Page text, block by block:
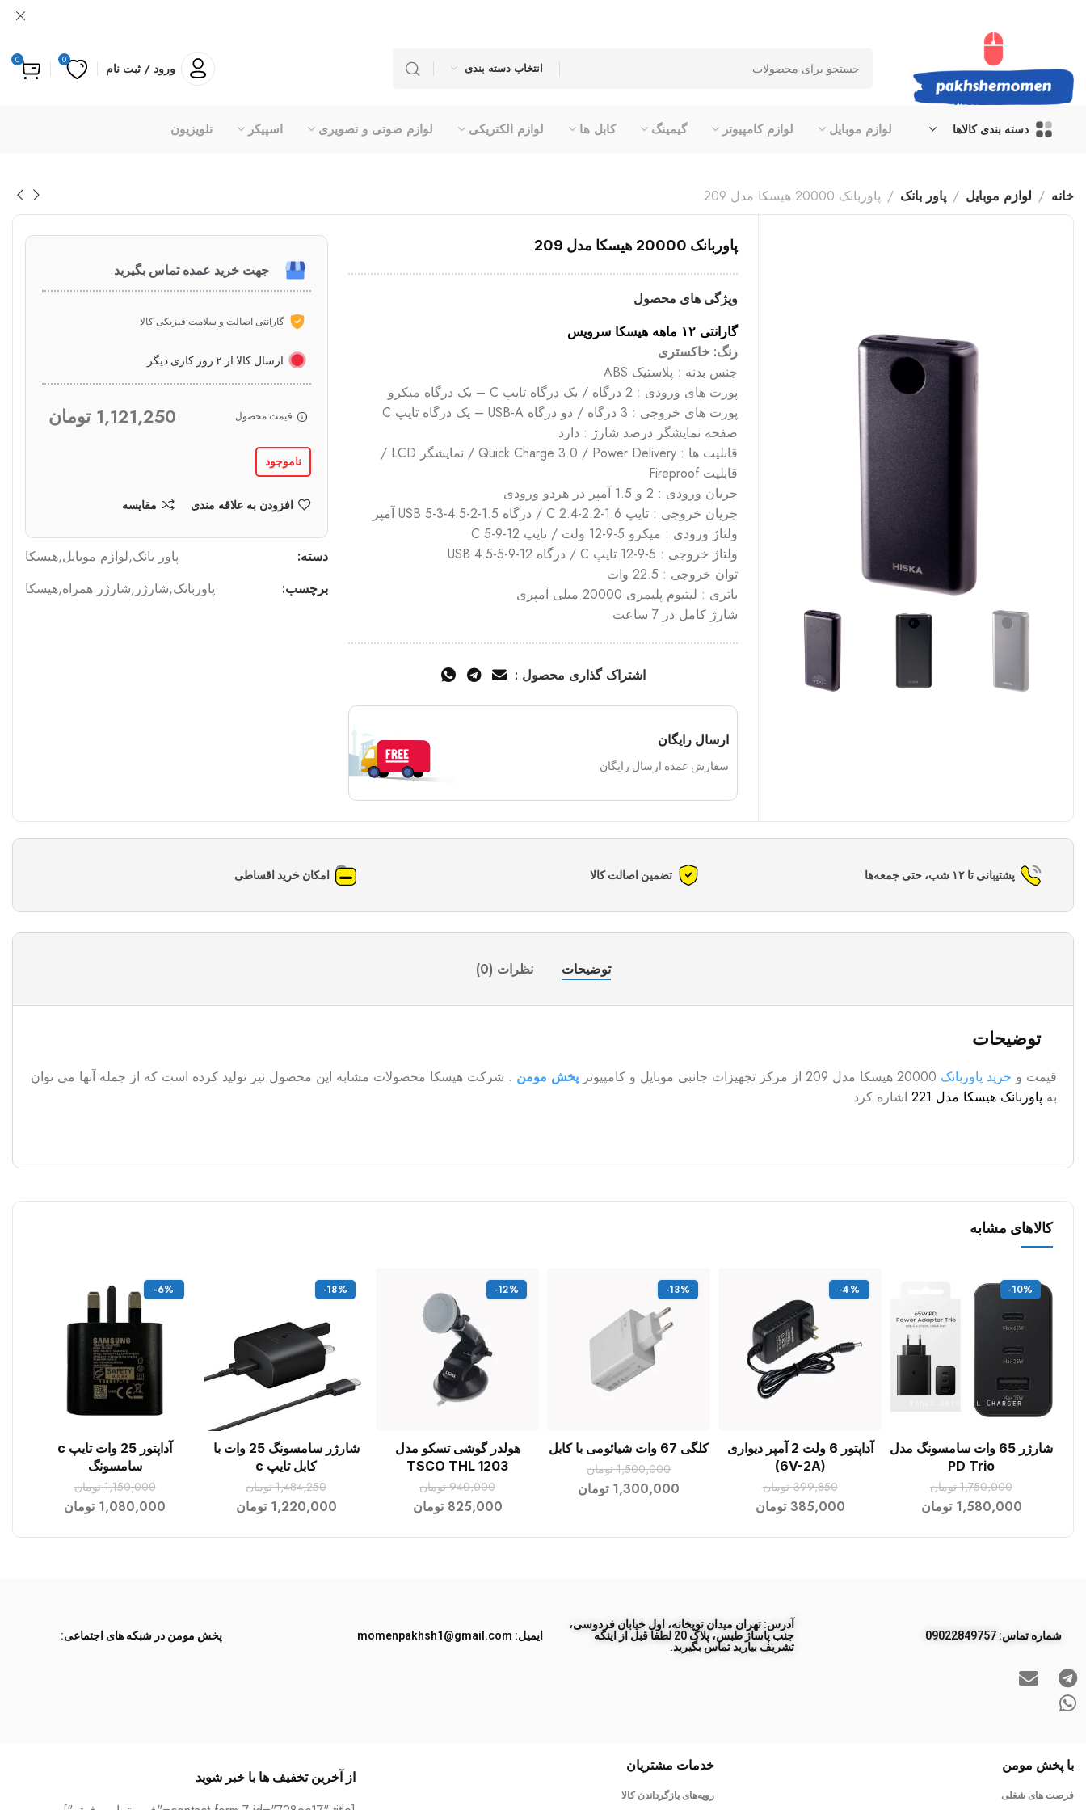
انتخاب دسته بندی ورود / ثبت نام
0
0
دسته بندی کالاها لوازم موبایل لوازم کامپیوتر گیمینگ کابل ها لوازم الکتریکی لوازم صوتی و تصویری اسپیکر تلویزیون
خانه لوازم موبایل پاور بانک پاوربانک 20000 هیسکا مدل 209
پاوربانک 20000 هیسکا مدل 209
ویژگی های محصول
گارانتی ۱۲ ماهه هیسکا سرویس
رنگ: خاکستری
جنس بدنه : پلاستیک ABS
پورت های ورودی : 2 درگاه / یک درگاه تایپ C – یک درگاه میکرو
پورت های خروجی : 3 درگاه / دو درگاه USB-A – یک درگاه تایپ C
صفحه نمایشگر درصد شارژ : دارد
قابلیت ها : Quick Charge 3.0 / Power Delivery / نمایشگر LCD /
قابلیت Fireproof
جریان ورودی : 2 و 1.5 آمپر در هردو ورودی
جریان خروجی : تایپ C 2.4-2.2-1.6 / درگاه USB 5-3-4.5-2-1.5 آمپر
ولتاژ ورودی : میکرو 5-9-12 ولت / تایپ C 5-9-12
ولتاژ خروجی : 5-9-12 تایپ C / درگاه USB 4.5-5-9-12
توان خروجی : 22.5 وات
باتری : لیتیوم پلیمری 20000 میلی آمپری
شارژ کامل در 7 ساعت
اشتراک گذاری محصول :
ارسال رایگان
سفارش عمده ارسال رایگان
جهت خرید عمده تماس بگیرید
گارانتی اصالت و سلامت فیزیکی کالا
ارسال کالا از ۲ روز کاری دیگر
قیمت محصول 1,121,250 تومان
ناموجود
افزودن به علاقه مندی مقایسه
دسته: پاور بانک,لوازم موبایل,هیسکا
برچسب:
پاوربانک,شارژر ,شارژر همراه,هیسکا
پشتیبانی تا ۱۲ شب، حتی جمعه‌ها تضمین اصالت کالا امکان خرید اقساطی
توضیحات نظرات (0)
توضیحات
قیمت و خرید پاوربانک پخش مومن . شرکت هیسکا محصولات مشابه این محصول نیز تولید کرده است که از جمله آنها می توان
به پاوربانک هیسکا مدل 221 اشاره کرد
کالاهای مشابه
-10%
افزودن به سبد خرید
شارژر 65 وات سامسونگ مدل
PD Trio
1,750,000 تومان
1,580,000 تومان
-4%
افزودن به سبد خرید
آداپتور 6 ولت 2 آمپر دیواری
(6V-2A)
399,850 تومان
385,000 تومان
-13%
افزودن به سبد خرید کلگی 67 وات شیائومی با کابل
1,500,000 تومان
1,300,000 تومان
-12%
افزودن به سبد خرید
هولدر گوشی تسکو مدل
TSCO THL 1203
940,000 تومان
825,000 تومان
-18%
افزودن به سبد خریدشارژر سامسونگ 25 وات با
کابل تایپ c
1,484,250 تومان
1,220,000 تومان
-6%
افزودن به سبد خرید آداپتور 25 وات تایپ c
سامسونگ
1,150,000 تومان
1,080,000 تومان
ﺷﻤﺎره ﺗﻤﺎس: 09022849757
آدرس: تهران میدان توپخانه، اول خیابان فردوسی،
جنب پاساژ طبس، پلاک 20 لطفا قبل از اینکه
تشریف بیارید تماس بگیرید.
ایمیل: momenpakhsh1@gmail.com پخش مومن در شبکه های اجتماعی:
با پخش مومن
فرصت های شغلی
خدمات مشتریان
رویه‌های بازگرداندن کالا
از آخرین تخفیف ها با خبر شوید